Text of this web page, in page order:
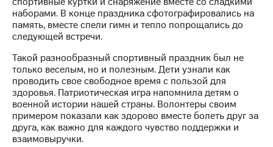
акционерам
Документы
ПАО
"МТС"
Собрания
акционеров
Личный
кабинет
акционера
Акционерный
капитал
Контроль
наборами. В конце праздника сфотографировались на
память, вместе спели гимн и тепло попрощались до
следующей встречи.
Такой разнообразный спортивный праздник был не
только веселым, но и полезным. Дети узнали как
проводить свое свободное время с пользой для
здоровья. Патриотическая игра напомнила детям о
военной истории нашей страны. Волонтеры своим
примером показали как здорово вместе болеть друг за
друга, как важно для каждого чувство поддержки и
взаимовыручки.